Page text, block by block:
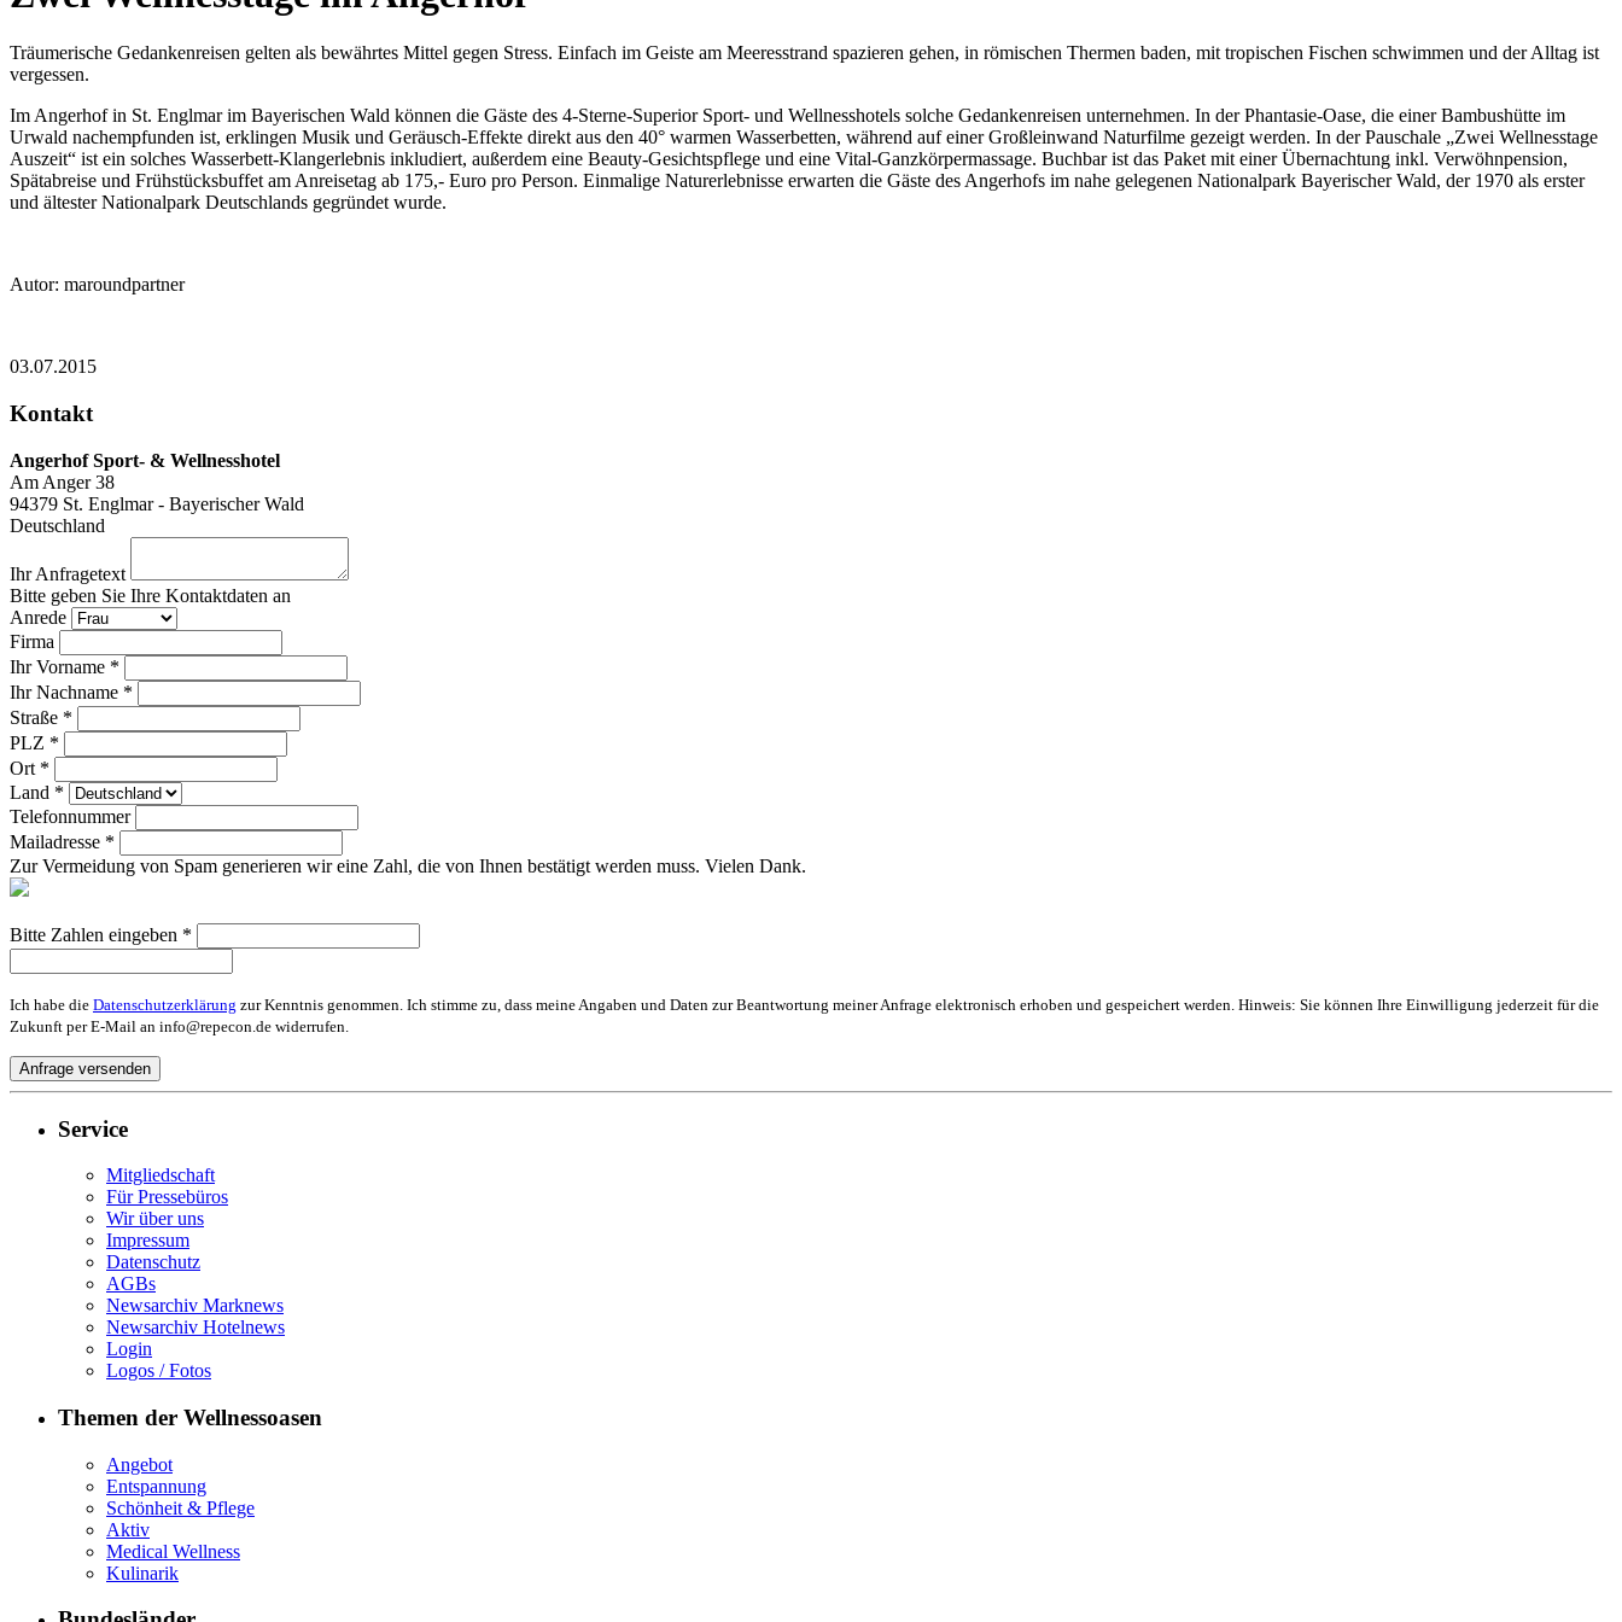
Träumerische Gedankenreisen gelten als bewährtes Mittel gegen Stress. Einfach im Geiste am Meeresstrand spazieren gehen, in römischen Thermen baden, mit tropischen Fischen schwimmen und der Alltag ist
vergessen.
Im Angerhof in St. Englmar im Bayerischen Wald können die Gäste des 4-Sterne-Superior Sport- und Wellnesshotels solche Gedankenreisen unternehmen. In der Phantasie-Oase, die einer Bambushütte im
Urwald nachempfunden ist, erklingen Musik und Geräusch-Effekte direkt aus den 40° warmen Wasserbetten, während auf einer Großleinwand Naturfilme gezeigt werden. In der Pauschale „Zwei Wellnesstage
Auszeit“ ist ein solches Wasserbett-Klangerlebnis inkludiert, außerdem eine Beauty-Gesichtspflege und eine Vital-Ganzkörpermassage. Buchbar ist das Paket mit einer Übernachtung inkl. Verwöhnpension,
Spätabreise und Frühstücksbuffet am Anreisetag ab 175,- Euro pro Person. Einmalige Naturerlebnisse erwarten die Gäste des Angerhofs im nahe gelegenen Nationalpark Bayerischer Wald, der 1970 als erster
und ältester Nationalpark Deutschlands gegründet wurde.
Autor: maroundpartner
03.07.2015
Kontakt
Angerhof Sport- & Wellnesshotel
Am Anger 38
94379 St. Englmar - Bayerischer Wald
Deutschland
Ihr Anfragetext
Bitte geben Sie Ihre Kontaktdaten an
Anrede
Firma
Ihr Vorname *
Ihr Nachname *
Straße *
PLZ *
Ort *
Land *
Telefonnummer
Mailadresse *
Zur Vermeidung von Spam generieren wir eine Zahl, die von Ihnen bestätigt werden muss. Vielen Dank.
Bitte Zahlen eingeben *
Ich habe die Datenschutzerklärung zur Kenntnis genommen. Ich stimme zu, dass meine Angaben und Daten zur Beantwortung meiner Anfrage elektronisch erhoben und gespeichert werden. Hinweis: Sie können Ihre Einwilligung jederzeit für die
Zukunft per E-Mail an info@repecon.de widerrufen.
Service
Mitgliedschaft
Für Pressebüros
Wir über uns
Impressum
Datenschutz
AGBs
Newsarchiv Marknews
Newsarchiv Hotelnews
Login
Logos / Fotos
Themen der Wellnessoasen
Angebot
Entspannung
Schönheit & Pflege
Aktiv
Medical Wellness
Kulinarik